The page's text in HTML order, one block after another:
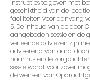
instructies te geven met
geschiktheid van de
faciliteiten voor aanvang
5. De inhoud van de door
aangeboden sessie en de
verleende adviezen zijn
adviserend van aard,
haar rustende
sessie wordt voor zover
de wensen van